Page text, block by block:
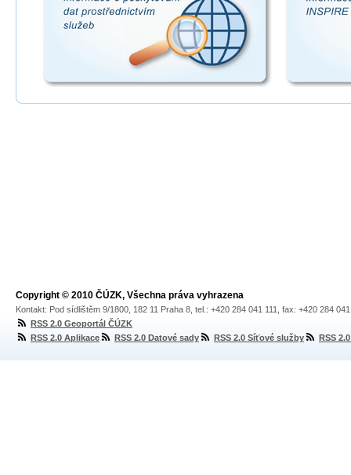
Copyright © 2010 ČÚZK, Všechna práva vyhrazena
Kontakt: Pod sídlištěm 9/1800, 182 11 Praha 8, tel.: +420 284 041 111, fax: +420 284
RSS 2.0 Geoportál ČÚZK
RSS 2.0 Aplikace
RSS 2.0 Datové sady RSS 2.0 Síťové služby RSS